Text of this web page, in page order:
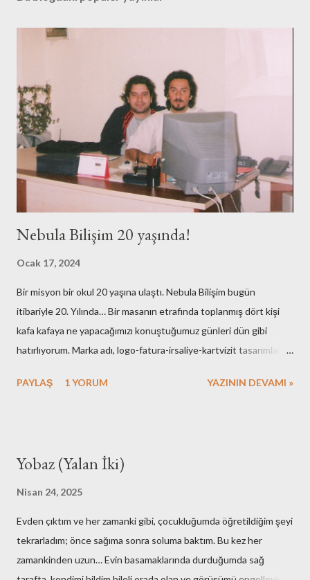
Nebula Bilişim 20 yaşında!
Ocak 17, 2024
Bir misyon bir okul 20 yaşına ulaştı. Nebula Bilişim bugün
itibariyle 20. Yılında… Bir masanın etrafında toplanmış dört kişi
kafa kafaya ne yapacağımızı konuştuğumuz günleri dün gibi
hatırlıyorum. Marka adı, logo-fatura-irsaliye-kartvizit tasarımları,
gerekli resmi hazırlıklar. Neredeyse tüm işlemleri kendimiz yaptık.
taşıyışım ve aylarca onları kullandığımız hala hatırımda. Mesela
adam etmek için az çaba sarf etmedik. Mutfak gereçlerimizi temiz
tutmak için yaptıklarımızı kime anlatsam inanmaz! Aşağıdaki
fotoğraflar çalışma ortamımızın ilk fotoğrafları olabilir. Yok merak
PAYLAŞ 1 YORUM YAZININ DEVAMI »
Yobaz (Yalan İki)
Nisan 24, 2025
Evden çıktım ve her zamanki gibi, çocukluğumda öğretildiğim şeyi
tekrarladım; önce sağıma sonra soluma baktım. Bu kez her
zamankinden uzun… Evin basamaklarında durduğumda sağ